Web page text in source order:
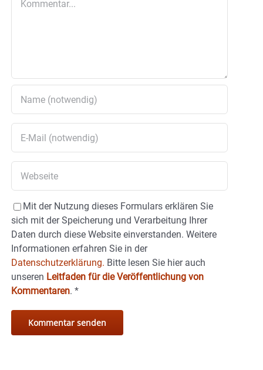
Mit der Nutzung dieses Formulars erklären Sie
sich mit der Speicherung und Verarbeitung Ihrer
Daten durch diese Website einverstanden. Weitere
Informationen erfahren Sie in der
Datenschutzerklärung. Bitte lesen Sie hier auch
unseren Leitfaden für die Veröffentlichung von
Kommentaren. *